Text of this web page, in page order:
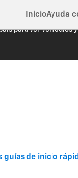
Unidos). Cierra
para ver vehículos
InicioAyuda
guías de inicio